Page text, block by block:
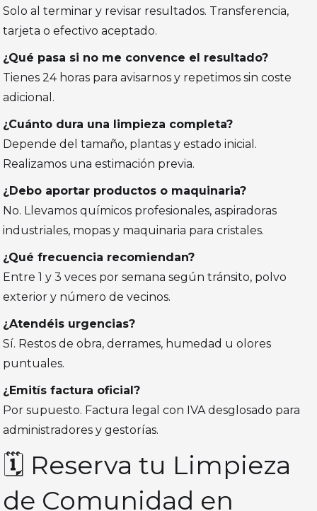
Solo al terminar y revisar resultados. Transferencia,
tarjeta o efectivo aceptado.
¿Qué pasa si no me convence el resultado?
Tienes 24 horas para avisarnos y repetimos sin coste
adicional.
¿Cuánto dura una limpieza completa?
Depende del tamaño, plantas y estado inicial.
Realizamos una estimación previa.
¿Debo aportar productos o maquinaria?
No. Llevamos químicos profesionales, aspiradoras
industriales, mopas y maquinaria para cristales.
¿Qué frecuencia recomiendan?
Entre 1 y 3 veces por semana según tránsito, polvo
exterior y número de vecinos.
¿Atendéis urgencias?
Sí. Restos de obra, derrames, humedad u olores
puntuales.
¿Emitís factura oficial?
Por supuesto. Factura legal con IVA desglosado para
administradores y gestorías.
🗓️ Reserva tu Limpieza
de Comunidad en